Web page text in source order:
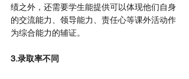
绩之外，还需要学生能提供可以体现他们自身
的交流能力、领导能力、责任心等课外活动作
为综合能力的辅证。
3.录取率不同